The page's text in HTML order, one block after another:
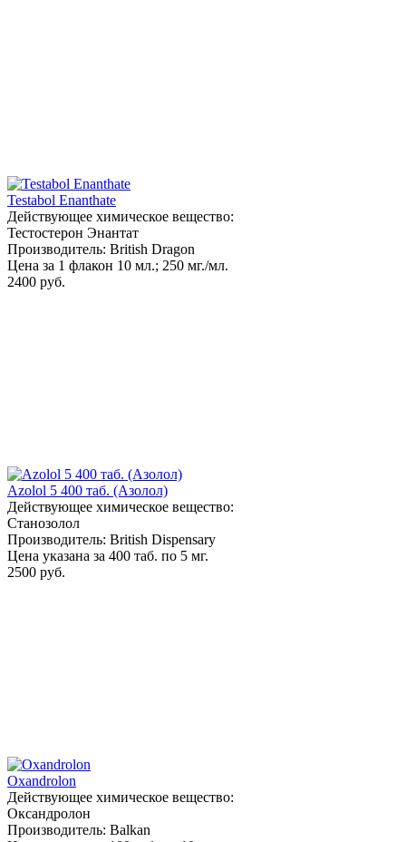
Testabol Enanthate
Действующее химическое вещество:
Тестостерон Энантат
Производитель: British Dragon
Цена за 1 флакон 10 мл.; 250 мг./мл.
2400 руб.
Azolol 5 400 таб. (Азолол)
Действующее химическое вещество:
Станозолол
Производитель: British Dispensary
Цена указана за 400 таб. по 5 мг.
2500 руб.
Oxandrolon
Действующее химическое вещество:
Оксандролон
Производитель: Balkan